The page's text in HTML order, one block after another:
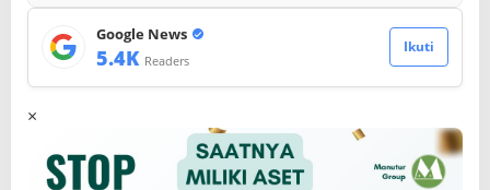
Google News
5.4K Readers
Ikuti
×